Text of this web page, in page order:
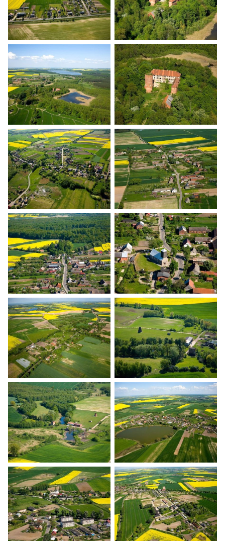
Banie z lotu ptaka Banie z lotu ptaka
Banie z lotu ptaka Banie z lotu ptaka
Banie z lotu ptaka Banie z lotu ptaka
Banie z lotu ptaka Banie z lotu ptaka
Banie z lotu ptaka Banie z lotu ptaka
Banie z lotu ptaka Banie z lotu ptaka